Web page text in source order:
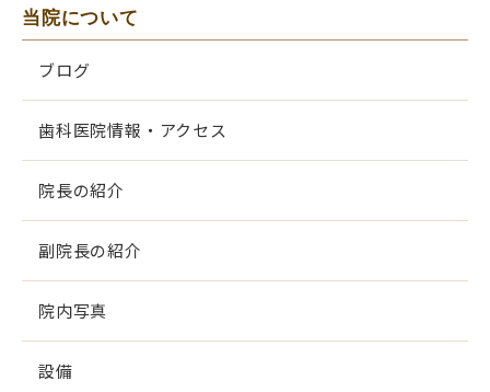
当院について
ブログ
歯科医院情報・アクセス
院長の紹介
副院長の紹介
院内写真
設備